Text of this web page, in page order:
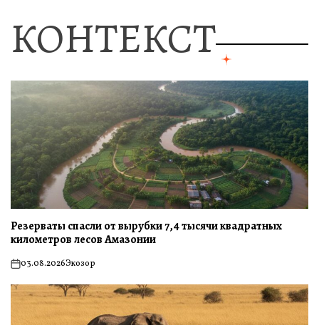
КОНТЕКСТ
Резерваты спасли от вырубки 7,4 тысячи квадратных
километров лесов Амазонии
on03.08.2026Экозор